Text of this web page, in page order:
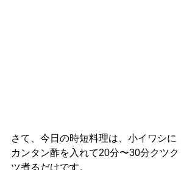
さて、今日の時短料理は、小イワシに
カンタン酢を入れて20分〜30分クツク
ツ煮るだけです。